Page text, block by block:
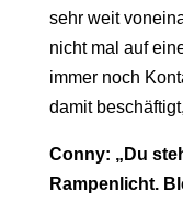
sehr weit
nicht mal auf
immer noch
damit
Conny: „Du
Rampenlicht.